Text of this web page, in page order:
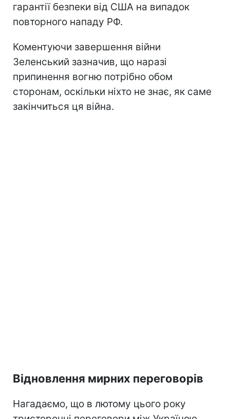
гарантії безпеки від США на випадок
повторного нападу РФ.
Коментуючи завершення війни
Зеленський зазначив, що наразі
припинення вогню потрібно обом
сторонам, оскільки ніхто не знає, як саме
закінчиться ця війна.
Відновлення мирних переговорів
Нагадаємо, що в лютому цього року